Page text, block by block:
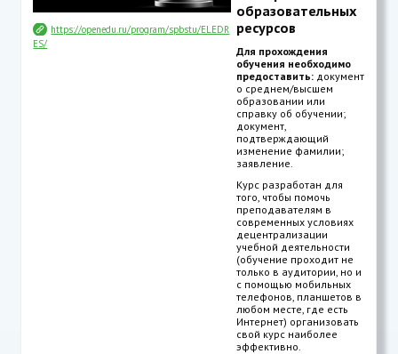
https://openedu.ru/program/spbstu/ELEDR
ES/
образовательных
ресурсов
Для прохождения
обучения необходимо
предоставить: документ
о среднем/высшем
образовании или
справку об обучении;
документ,
подтверждающий
изменение фамилии;
заявление.
Курс разработан для
того, чтобы помочь
преподавателям в
современных условиях
децентрализации
учебной деятельности
(обучение проходит не
только в аудитории, но и
с помощью мобильных
телефонов, планшетов в
любом месте, где есть
Интернет) организовать
свой курс наиболее
эффективно.